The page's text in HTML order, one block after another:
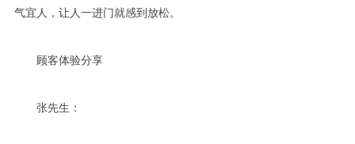
气宜人，让人一进门就感到放松。
顾客体验分享
张先生：